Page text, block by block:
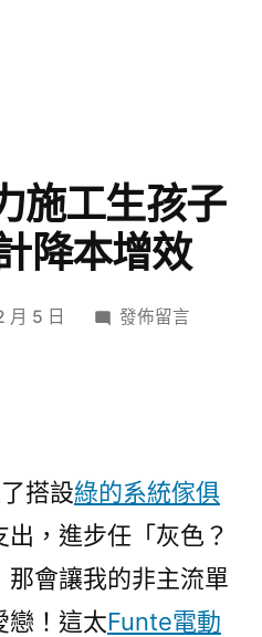
施工生孩子
降本增效
月 5 日
在
施
工
生
孩
子
發佈留言
搭設綠的系統傢俱
，進步任「灰色？
會讓我的非主流單
戀！這太Funte電動